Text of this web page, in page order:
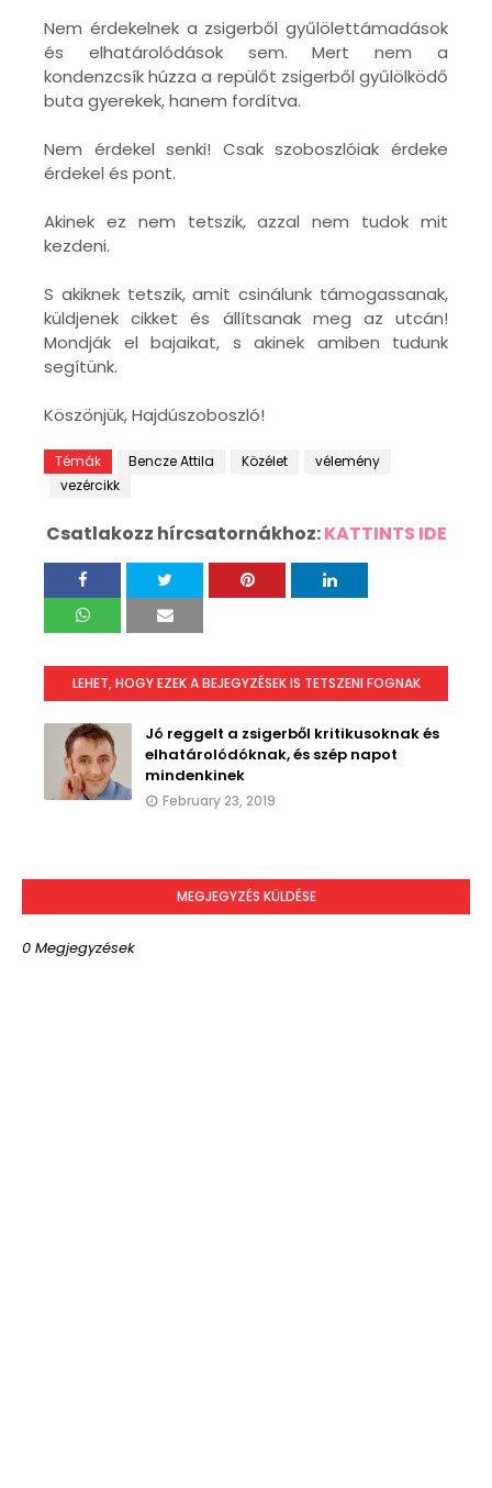
Nem érdekelnek a zsigerből gyűlölettámadások
és elhatárolódások sem. Mert nem a
kondenzcsík húzza a repülőt zsigerből gyűlölködő
buta gyerekek, hanem fordítva.
Nem érdekel senki! Csak szoboszlóiak érdeke
érdekel és pont.
Akinek ez nem tetszik, azzal nem tudok mit
kezdeni.
S akiknek tetszik, amit csinálunk támogassanak,
küldjenek cikket és állítsanak meg az utcán!
Mondják el bajaikat, s akinek amiben tudunk
segítünk.
Köszönjük, Hajdúszoboszló!
Témák Bencze Attila Közélet
vélemény
vezércikk
Csatlakozz hírcsatornákhoz:KATTINTS IDE
LEHET, HOGY EZEK A BEJEGYZÉSEK IS TETSZENI FOGNAK
Jó reggelt a zsigerből kritikusoknak és
elhatárolódóknak, és szép napot
mindenkinek
February 23, 2019
MEGJEGYZÉS KÜLDÉSE
0 Megjegyzések